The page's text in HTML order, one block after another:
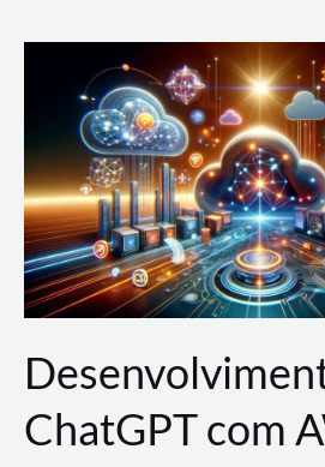
Nuvem:
Google
Cloud,
AWS
e
Azure
ChatGPT com